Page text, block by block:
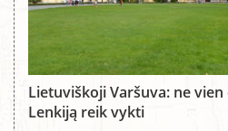
Lietuviškoji Varšuva: ne
Lenkiją reik vykti